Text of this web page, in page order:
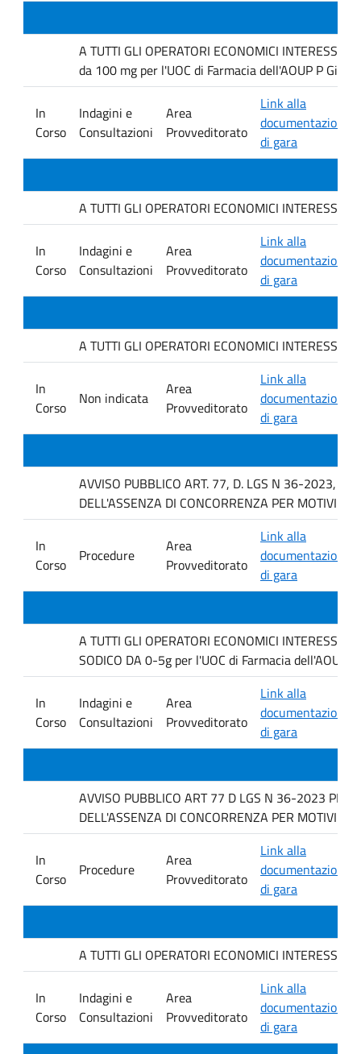
A TUTTI GLI OPERATORI ECONOMICI
da 100 mg per l'UOC di Farmacia dell'AOUP P
In
Corso
Indagini e
Consultazioni
Area
Provveditorato
Link alla
documentazione
di gara
A TUTTI GLI OPERATORI ECONOMICI
In
Corso
Indagini e
Consultazioni
Area
Provveditorato
Link alla
documentazione
di gara
A TUTTI GLI OPERATORI ECONOMICI
In
Corso
Non indicata
Area
Provveditorato
Link alla
documentazione
di gara
AVVISO PUBBLICO ART. 77, D. LGS N 36-2023,
DELL'ASSENZA DI CONCORRENZA PER MOTIVI
In
Corso
Procedure
Area
Provveditorato
Link alla
documentazione
di gara
A TUTTI GLI OPERATORI ECONOMICI
SODICO DA 0-5g per l'UOC di Farmacia dell'AOUP
In
Corso
Indagini e
Consultazioni
Area
Provveditorato
Link alla
documentazione
di gara
AVVISO PUBBLICO ART 77 D LGS N 36-2023 PER
DELL'ASSENZA DI CONCORRENZA PER MOTIVI
In
Corso
Procedure
Area
Provveditorato
Link alla
documentazione
di gara
A TUTTI GLI OPERATORI ECONOMICI
In
Corso
Indagini e
Consultazioni
Area
Provveditorato
Link alla
documentazione
di gara